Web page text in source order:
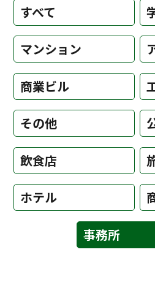
すべて
マンション
商業ビル
その他
飲食店
ホテル
事務所